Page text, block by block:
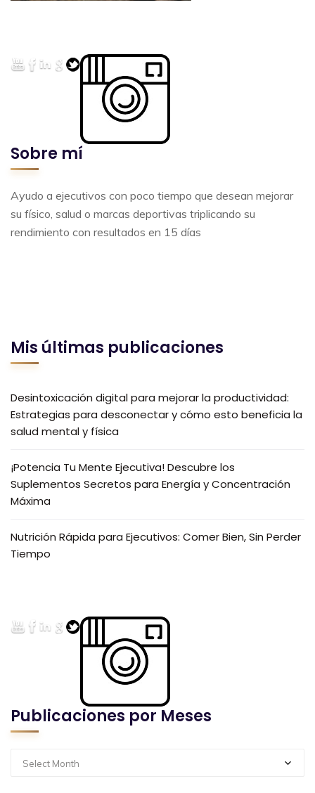
Sobre mí
Ayudo a ejecutivos con poco tiempo que desean mejorar
su físico, salud o marcas deportivas triplicando su
rendimiento con resultados en 15 días
Mis últimas publicaciones
Desintoxicación digital para mejorar la productividad:
Estrategias para desconectar y cómo esto beneficia la
salud mental y física
¡Potencia Tu Mente Ejecutiva! Descubre los
Suplementos Secretos para Energía y Concentración
Máxima
Nutrición Rápida para Ejecutivos: Comer Bien, Sin Perder
Tiempo
Publicaciones por Meses
Select Month